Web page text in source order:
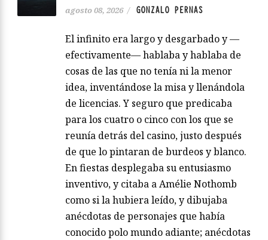
agosto 08, 2026 / GONZALO PERNAS
El infinito era largo y desgarbado y —
efectivamente— hablaba y hablaba de
cosas de las que no tenía ni la menor
idea, inventándose la misa y llenándola
de licencias. Y seguro que predicaba
para los cuatro o cinco con los que se
reunía detrás del casino, justo después
de que lo pintaran de burdeos y blanco.
En fiestas desplegaba su entusiasmo
inventivo, y citaba a Amélie Nothomb
como si la hubiera leído, y dibujaba
anécdotas de personajes que había
conocido polo mundo adiante; anécdotas